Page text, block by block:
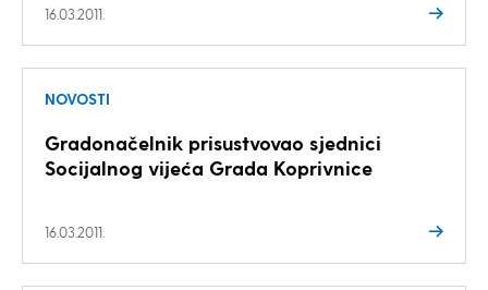
16.03.2011.
NOVOSTI
Gradonačelnik prisustvovao sjednici
Socijalnog vijeća Grada Koprivnice
16.03.2011.